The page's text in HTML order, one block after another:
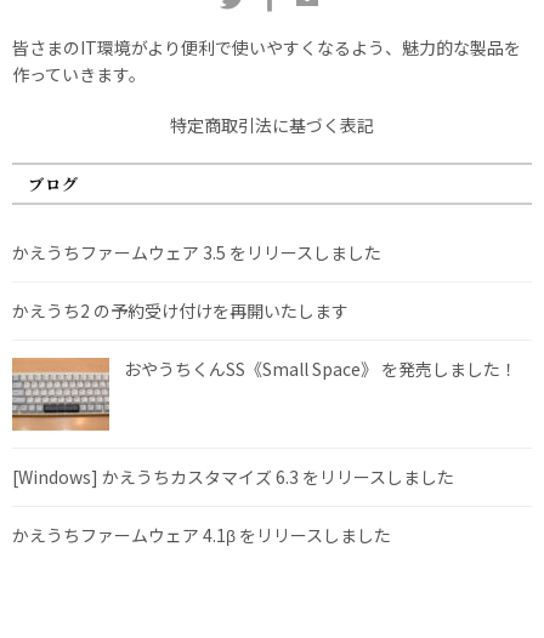
皆さまのIT環境がより便利で使いやすくなるよう、魅力的な製品を
作っていきます。
特定商取引法に基づく表記
ブログ
かえうちファームウェア 3.5 をリリースしました
かえうち2 の予約受け付けを再開いたします
おやうちくんSS《Small Space》 を発売しました！
[Windows] かえうちカスタマイズ 6.3 をリリースしました
かえうちファームウェア 4.1β をリリースしました